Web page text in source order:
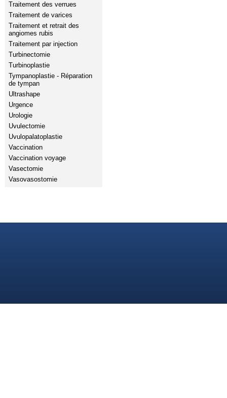
Traitement des verrues
Traitement de varices
Traitement et retrait des
angiomes rubis
Traitement par injection
Turbinectomie
Turbinoplastie
Tympanoplastie - Réparation
de tympan
Ultrashape
Urgence
Urologie
Uvulectomie
Uvulopalatoplastie
Vaccination
Vaccination voyage
Vasectomie
Vasovasostomie